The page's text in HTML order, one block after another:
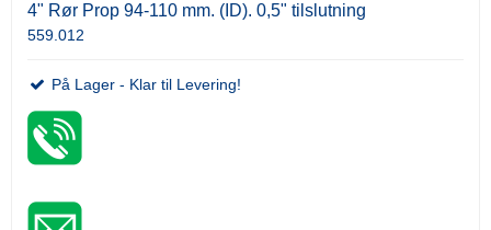
4" Rør Prop 94-110 mm. (ID). 0,5" tilslutning
559.012
På Lager - Klar til Levering!